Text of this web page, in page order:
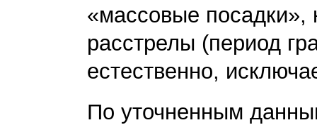
«массовые
расстрелы (период
естественно,
По уточненным